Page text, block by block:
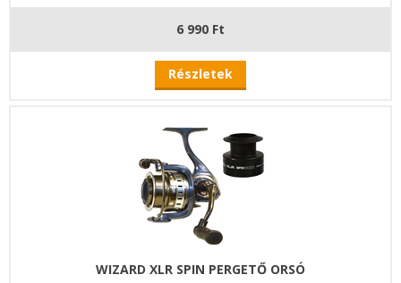
6 990 Ft
Részletek
WIZARD XLR SPIN PERGETŐ ORSÓ